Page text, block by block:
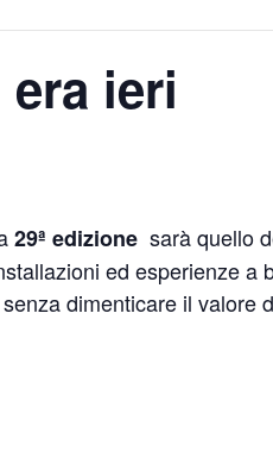
ieri
29ª edizione sarà quello
ed esperienze a
dimenticare il valore